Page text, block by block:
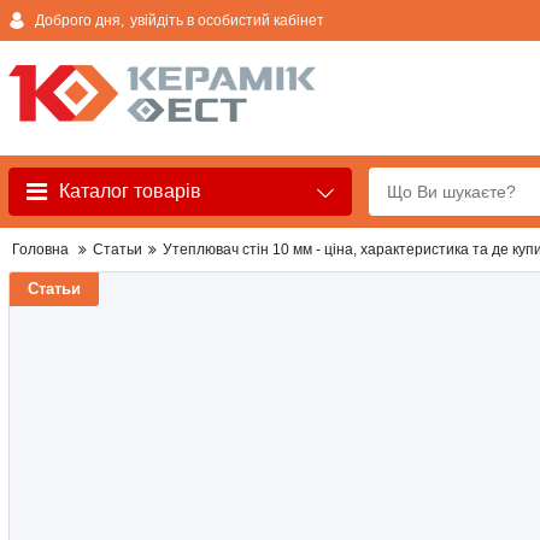
Доброго дня, увійдіть в особистий кабінет
Каталог товарів
Головна Статьи Утеплювач стін 10 мм - ціна, характеристика та де
Статьи